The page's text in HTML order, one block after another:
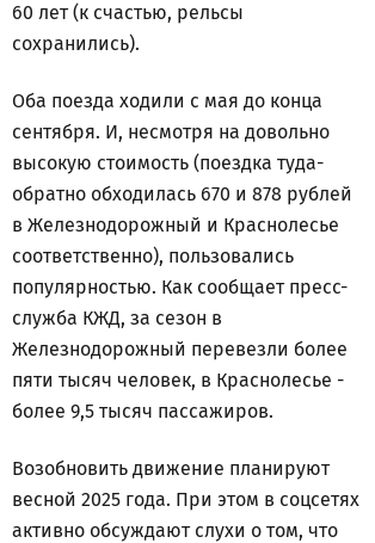
60 лет (к счастью, рельсы
сохранились).
Оба поезда ходили с мая до конца
сентября. И, несмотря на довольно
высокую стоимость (поездка туда-
обратно обходилась 670 и 878 рублей
в Железнодорожный и Краснолесье
соответственно), пользовались
популярностью. Как сообщает пресс-
служба КЖД, за сезон в
Железнодорожный перевезли более
пяти тысяч человек, в Краснолесье -
более 9,5 тысяч пассажиров.
Возобновить движение планируют
весной 2025 года. При этом в соцсетях
активно обсуждают слухи о том, что